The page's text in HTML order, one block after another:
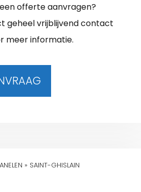
offerte aanvragen?
geheel vrijblijvend contact
meer informatie.
» SAINT-GHISLAIN